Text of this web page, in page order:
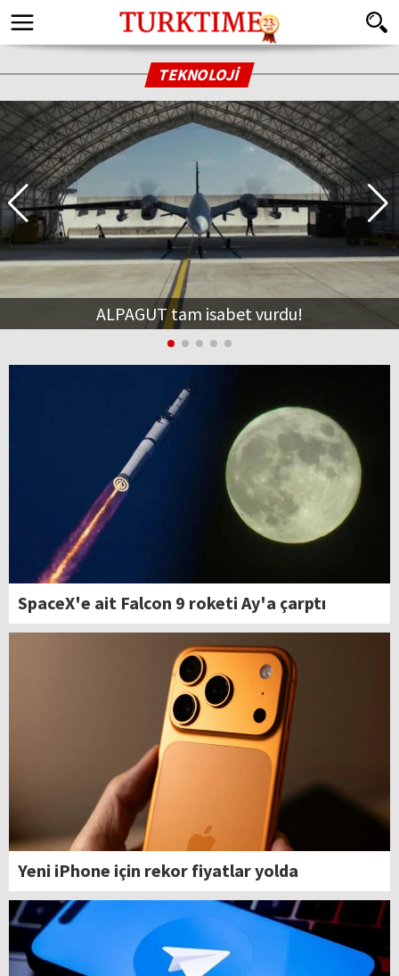
TEKNOLOJİ
ALPAGUT tam isabet vurdu!
SpaceX'e ait Falcon 9 roketi Ay'a çarptı
Yeni iPhone için rekor fiyatlar yolda